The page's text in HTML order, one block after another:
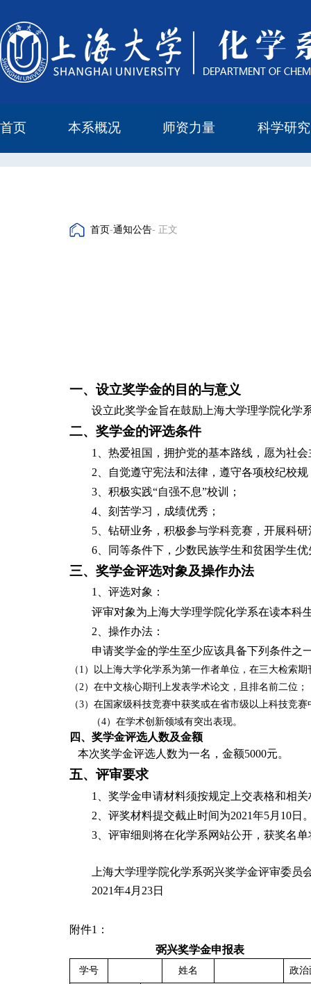
首页 本系概况 师资力量 科学研究
首页-通知公告- 正文
一、设立奖学金的目的与意义
设立此奖学金旨在鼓励上海大学理学院化学
二、奖学金的评选条件
1
、热爱祖国，拥护党的基本路线，愿为社
2 、自觉遵守宪法和法律，遵守各项校纪校规
3 、积极实践“自强不息”校训；
4 、刻苦学习，成绩优秀；
5 、钻研业务，积极参与学科竞赛，开展科
6 、同等条件下，少数民族学生和贫困学生优
三、奖学金评选对象及操作办法
1
、评选对象：
评审对象为上海大学理学院化学系在读本科
2 、操作办法：
申请奖学金的学生至少应该具备下列条件之
（1）
以上海大学化学系为第一作者单位，在三大检索
（2）在中文核心期刊上发表学术论文，且排名前二位；
（3）在国家级科技竞赛中获奖或在省市级以上科技竞赛
（4）在学术创新领域有突出表现。
四、奖学金评选人数及金额
本次奖学金评选人数为一名，金额5000元。
五、评审要求
1
、奖学金申请材料须按规定上交表格和相
2 、评奖材料提交截止时间为2021年5月 10日
3 、评审细则将在化学系网站公开，获奖名
上海大学理学院化学系弼兴奖学金评审委员
2021年4月 23日
附件1 ：
弼兴奖学金申报表
学号 姓名 政治